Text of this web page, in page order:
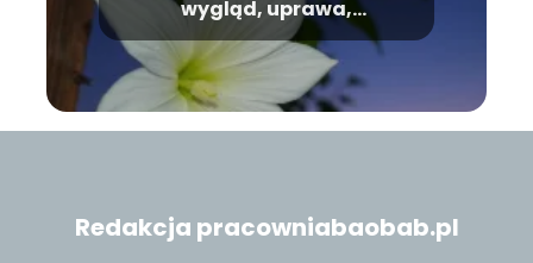
wygląd, uprawa,
pielęgnacja
Redakcja pracowniabaobab.pl